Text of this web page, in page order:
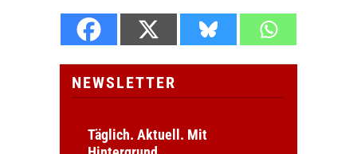
NEWSLETTER
Täglich. Aktuell. Mit